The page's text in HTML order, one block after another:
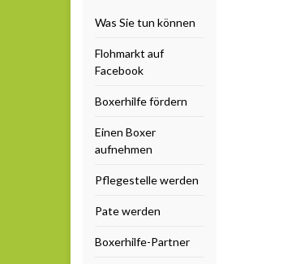
Was Sie tun können
Flohmarkt auf
Facebook
Boxerhilfe fördern
Einen Boxer
aufnehmen
Pflegestelle werden
Pate werden
Boxerhilfe-Partner